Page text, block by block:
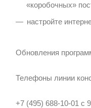
«коробочных»
настройте
Обновления
Телефоны линии
+7 (495) 688-10-01 с